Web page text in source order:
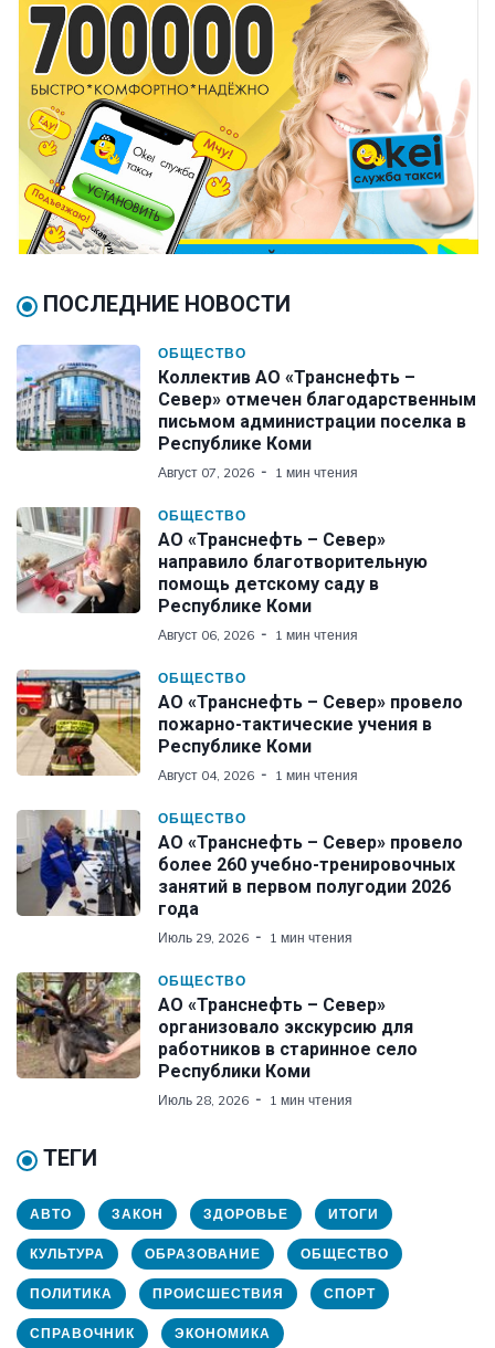
ПОСЛЕДНИЕ НОВОСТИ
ОБЩЕСТВО
Коллектив АО «Транснефть –
Север» отмечен благодарственным
письмом администрации поселка в
Республике Коми
Август 07, 2026 1 мин чтения
ОБЩЕСТВО
АО «Транснефть – Север»
направило благотворительную
помощь детскому саду в
Республике Коми
Август 06, 2026 1 мин чтения
ОБЩЕСТВО
АО «Транснефть – Север» провело
пожарно-тактические учения в
Республике Коми
Август 04, 2026 1 мин чтения
ОБЩЕСТВО
АО «Транснефть – Север» провело
более 260 учебно-тренировочных
занятий в первом полугодии 2026
года
Июль 29, 2026 1 мин чтения
ОБЩЕСТВО
АО «Транснефть – Север»
организовало экскурсию для
работников в старинное село
Республики Коми
Июль 28, 2026 1 мин чтения
ТЕГИ
АВТО ЗАКОН ЗДОРОВЬЕ ИТОГИ
КУЛЬТУРА ОБРАЗОВАНИЕ ОБЩЕСТВО
ПОЛИТИКА ПРОИСШЕСТВИЯ СПОРТ
СПРАВОЧНИК ЭКОНОМИКА